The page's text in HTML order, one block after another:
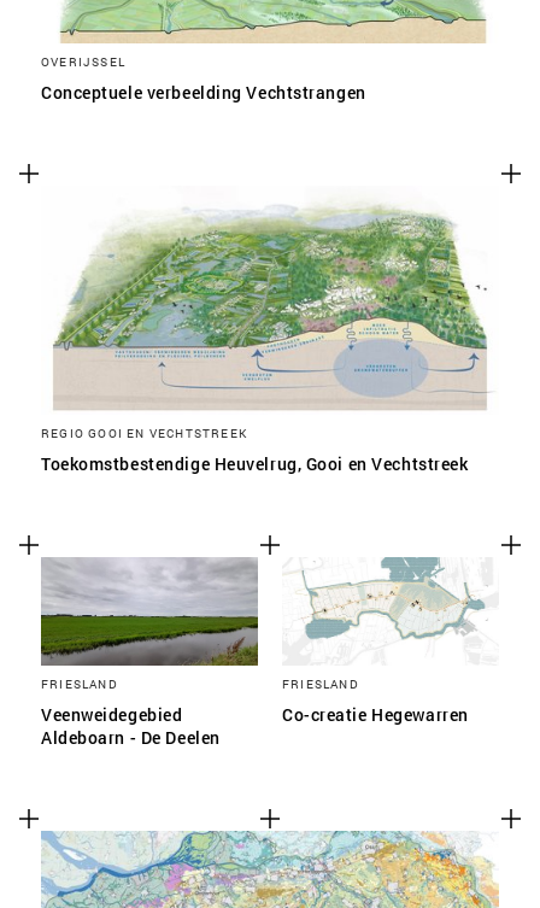
OVERIJSSEL
Conceptuele verbeelding Vechtstrangen
REGIO GOOI EN VECHTSTREEK
Toekomstbestendige Heuvelrug, Gooi en Vechtstreek
FRIESLAND
Veenweidegebied
Aldeboarn - De Deelen
FRIESLAND
Co-creatie Hegewarren